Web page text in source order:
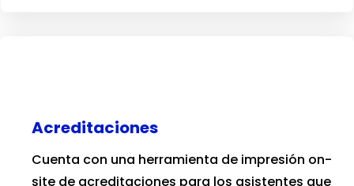
Acreditaciones
Cuenta con una herramienta de impresión on-
site de acreditaciones para los asistentes que